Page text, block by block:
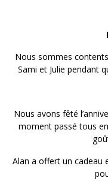
Nous sommes
Sami et Julie pendant
Nous avons fêté
moment passé tous
Alan a offert un cadeau